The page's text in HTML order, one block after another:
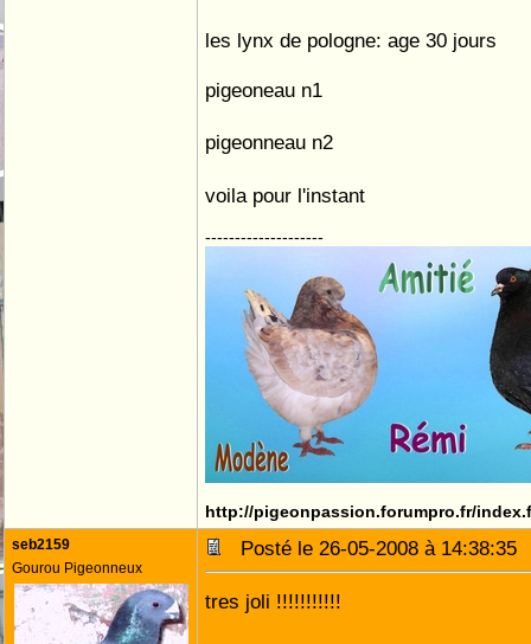
les lynx de pologne: age 30 jours
pigeoneau n1
pigeonneau n2
voila pour l'instant
--------------------
http://pigeonpassion.forumpro.fr/
seb2159
Gourou Pigeonneux
Posté le 26-05-2008 à
tres joli !!!!!!!!!!!